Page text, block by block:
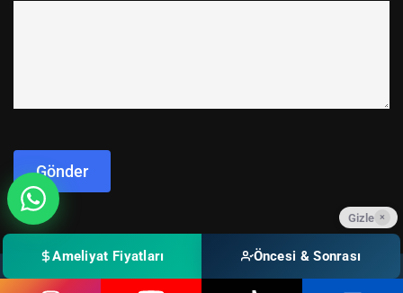
Gizle ×
Ameliyat Fiyatları Öncesi & Sonrası